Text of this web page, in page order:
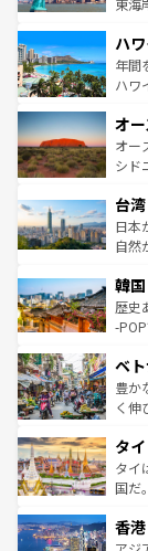
ば市
着の
東海
のよ
ンメ
西部
部の
文化
しみ
ならで
情報
ハ
年間
ハワ
ワイ
島だ
おす
れる
人々
ク、
ワイを、
はコ
オ
オー
シド
リア
ク）
ど、
いる
ビン
い。
参照
台湾
日本
自然
ン）
と山
驚き
容に
照し
韓国
歴史
-
き、
でき
まで
リテ
覧を
ベ
豊か
く伸
急速
ーチ
醸し
とつ
ひ現
タイ
タイ
国だ
の活
帯で
香港